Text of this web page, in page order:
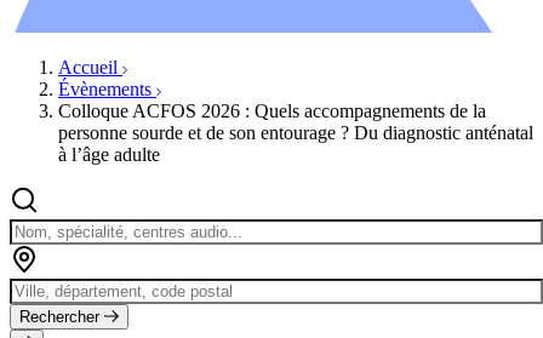
Accueil
Évènements
Colloque ACFOS 2026 : Quels accompagnements de la
personne sourde et de son entourage ? Du diagnostic anténatal
à l’âge adulte
Rechercher